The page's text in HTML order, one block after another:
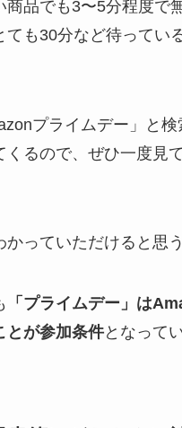
商品でも3〜5分程度で
ても30分など待ってい
プライムデー」と
くるので、ぜひ一度見
っていただけると思う
「プライムデー」は
とが参加条件となってい